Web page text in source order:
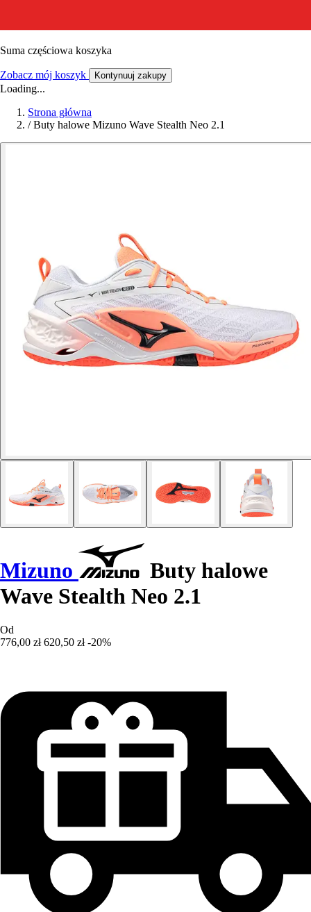
Suma częściowa koszyka
Zobacz mój koszyk Kontynuuj zakupy
Loading...
Strona główna
/ Buty halowe Mizuno Wave Stealth Neo 2.1
Mizuno
Buty halowe
Wave Stealth Neo 2.1
Od
776,00 zł 620,50 zł -20%